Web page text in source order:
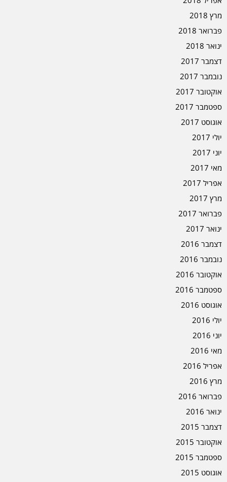
מרץ 2018
פברואר 2018
ינואר 2018
דצמבר 2017
נובמבר 2017
אוקטובר 2017
ספטמבר 2017
אוגוסט 2017
יולי 2017
יוני 2017
מאי 2017
אפריל 2017
מרץ 2017
פברואר 2017
ינואר 2017
דצמבר 2016
נובמבר 2016
אוקטובר 2016
ספטמבר 2016
אוגוסט 2016
יולי 2016
יוני 2016
מאי 2016
אפריל 2016
מרץ 2016
פברואר 2016
ינואר 2016
דצמבר 2015
אוקטובר 2015
ספטמבר 2015
אוגוסט 2015